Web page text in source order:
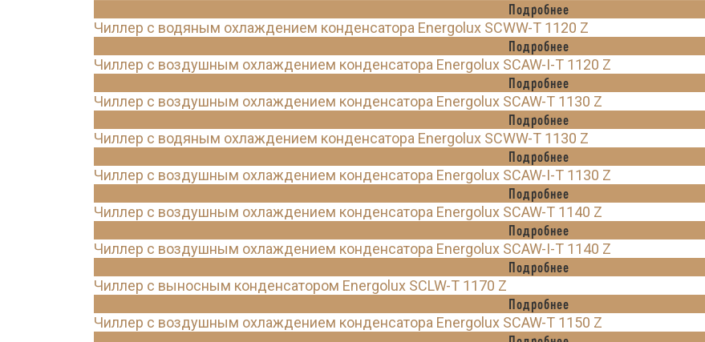
Подробнее
Чиллер с водяным охлаждением конденсатора Energolux SCWW-T 1120 Z
Подробнее
Чиллер с воздушным охлаждением конденсатора Energolux SCAW-I-T 1120 Z
Подробнее
Чиллер с воздушным охлаждением конденсатора Energolux SCAW-T 1130 Z
Подробнее
Чиллер с водяным охлаждением конденсатора Energolux SCWW-T 1130 Z
Подробнее
Чиллер с воздушным охлаждением конденсатора Energolux SCAW-I-T 1130 Z
Подробнее
Чиллер с воздушным охлаждением конденсатора Energolux SCAW-T 1140 Z
Подробнее
Чиллер с воздушным охлаждением конденсатора Energolux SCAW-I-T 1140 Z
Подробнее
Чиллер с выносным конденсатором Energolux SCLW-T 1170 Z
Подробнее
Чиллер с воздушным охлаждением конденсатора Energolux SCAW-T 1150 Z